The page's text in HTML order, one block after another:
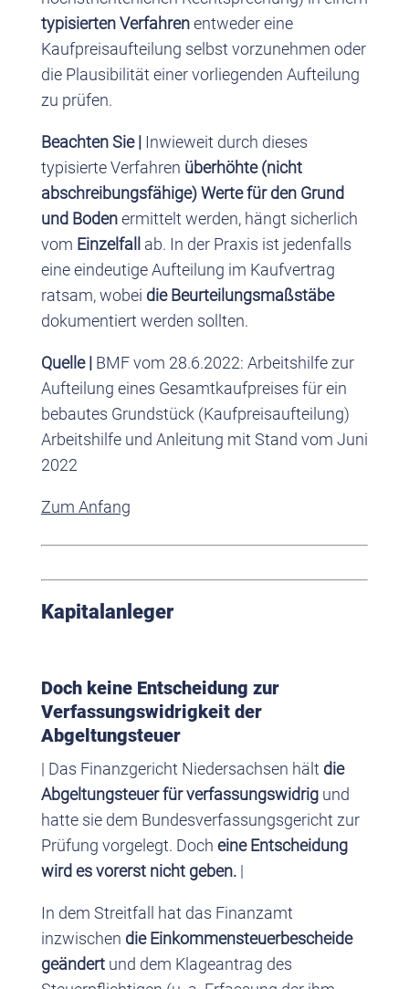
typisierten Verfahrenentweder eine
Kaufpreisaufteilung selbst vorzunehmen oder
die Plausibilität einer vorliegenden Aufteilung
zu prüfen.
Beachten Sie | Inwieweit durch dieses
typisierte Verfahren überhöhte (nicht
abschreibungsfähige) Werte für den Grund
und Bodenermittelt werden, hängt sicherlich
vom Einzelfall
ab. In der Praxis ist jedenfalls
eine eindeutige Aufteilung im Kaufvertrag
ratsam, wobei die Beurteilungsmaßstäbe
dokumentiert werden sollten.
Quelle | BMF vom 28.6.2022: Arbeitshilfe zur
Aufteilung eines Gesamtkaufpreises für ein
bebautes Grundstück (Kaufpreisaufteilung)
Arbeitshilfe und Anleitung mit Stand vom Juni
2022
Zum Anfang
Kapitalanleger
Doch keine Entscheidung zur
Verfassungswidrigkeit der
Abgeltungsteuer
| Das Finanzgericht Niedersachsen hält die
Abgeltungsteuer für verfassungswidrigund
hatte sie dem Bundesverfassungsgericht zur
Prüfung vorgelegt. Doch eine Entscheidung
wird es vorerst nicht geben.|
In dem Streitfall hat das Finanzamt
inzwischen die Einkommensteuerbescheide
geändert und dem Klageantrag des